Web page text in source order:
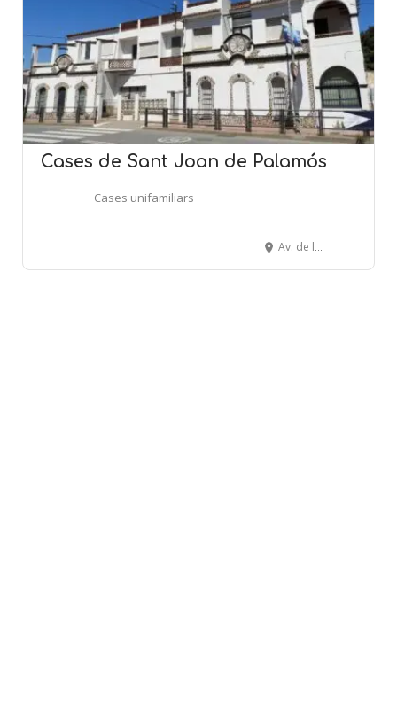
Cases de Sant Joan de Palamós
Cases unifamiliars
Av. de la Llibertat, 2-4 - PALAMÓS